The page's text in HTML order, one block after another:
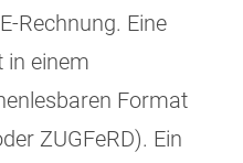
Rechnung. Eine
in einem
Format
ZUGFeRD). Ein